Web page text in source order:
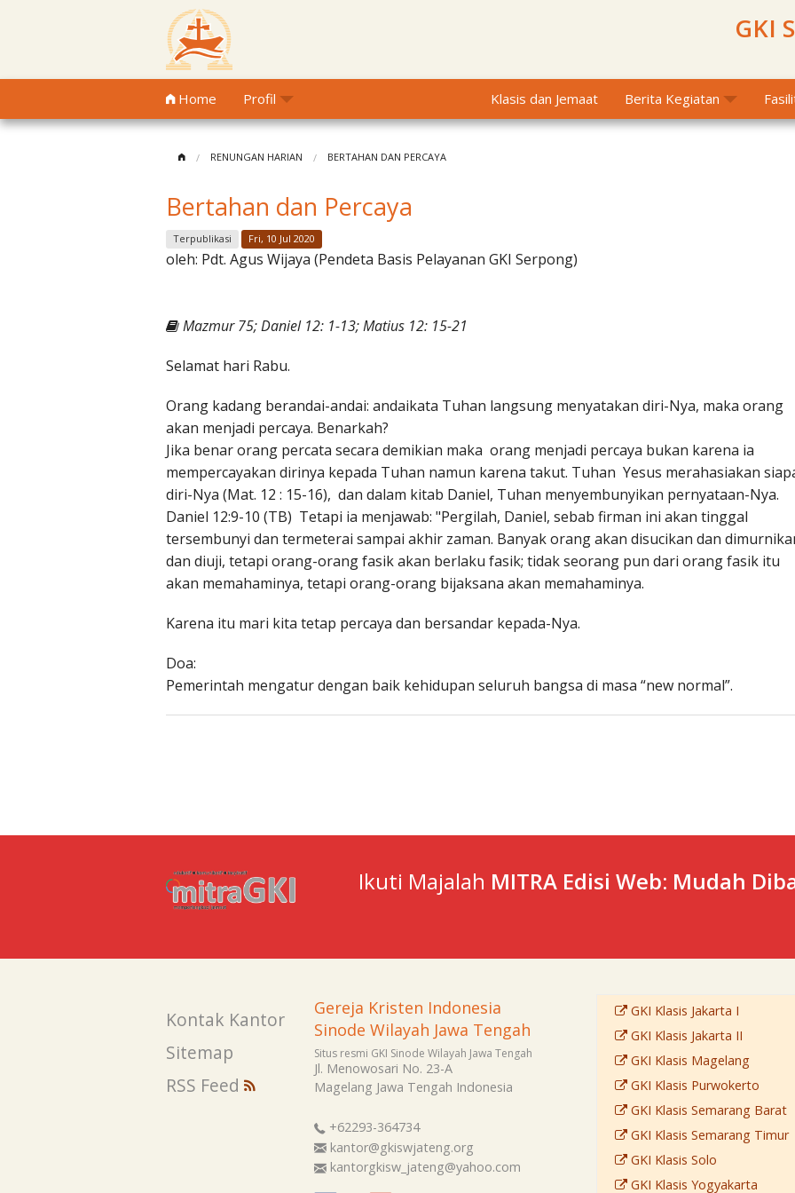
GKI
Home Profil Klasis dan Jemaat Berita Kegiatan
RENUNGAN HARIAN BERTAHAN DAN PERCAYA
Bertahan dan Percaya
Terpublikasi Fri, 10 Jul 2020
oleh: Pdt. Agus Wijaya (Pendeta Basis Pelayanan GKI Serpong)
Mazmur 75; Daniel 12: 1-13; Matius 12: 15-21
Selamat hari Rabu.
Orang kadang berandai-andai: andaikata Tuhan langsung menyatakan diri-Nya, maka orang
akan menjadi percaya. Benarkah?
Jika benar orang percata secara demikian maka orang menjadi percaya bukan karena ia
mempercayakan dirinya kepada Tuhan namun karena takut. Tuhan Yesus merahasiakan
diri-Nya (Mat. 12 : 15-16), dan dalam kitab Daniel, Tuhan menyembunyikan pernyataan-Nya.
Daniel 12:9-10 (TB) Tetapi ia menjawab: "Pergilah, Daniel, sebab firman ini akan tinggal
tersembunyi dan termeterai sampai akhir zaman. Banyak orang akan disucikan dan
dan diuji, tetapi orang-orang fasik akan berlaku fasik; tidak seorang pun dari orang fasik itu
akan memahaminya, tetapi orang-orang bijaksana akan memahaminya.
Karena itu mari kita tetap percaya dan bersandar kepada-Nya.
Doa:
Pemerintah mengatur dengan baik kehidupan seluruh bangsa di masa “new normal”.
Ikuti Majalah MITRA Edisi Web: Mudah
Kontak Kantor
Sitemap
RSS Feed
Gereja Kristen Indonesia
Sinode Wilayah Jawa Tengah
Situs resmi GKI Sinode Wilayah Jawa Tengah
Jl. Menowosari No. 23-A
Magelang Jawa Tengah Indonesia
+62293-364734
kantor@gkiswjateng.org
kantorgkisw_jateng@yahoo.com
GKI Klasis Jakarta I
GKI Klasis Jakarta II
GKI Klasis Magelang
GKI Klasis Purwokerto
GKI Klasis Semarang Barat
GKI Klasis Semarang Timur
GKI Klasis Solo
GKI Klasis Yogyakarta